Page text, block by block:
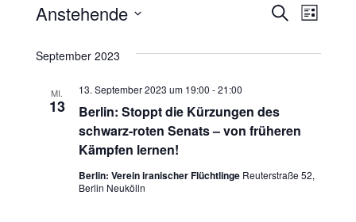
V
e
a
s
S
H
V
t
L
Anstehende
a
September 2023
MI.
13
Berlin: Stoppt die Kürzungen des
schwarz-roten Senats – von früheren
Kämpfen lernen!
13. September 2023 um 19:00 -21:00
Berlin: Verein iranischer Flüchtlinge Reuterstraße 52,
Berlin Neukölln